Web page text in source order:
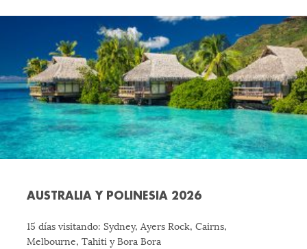
AUSTRALIA Y POLINESIA 2026
15 días visitando: Sydney, Ayers Rock, Cairns,
Melbourne, Tahiti y Bora Bora